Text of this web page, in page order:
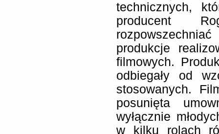
technicznych,
producent
produkcje
filmowych.
odbiegały od
stosowanych.
posunięta
wyłącznie
w kilku rolach